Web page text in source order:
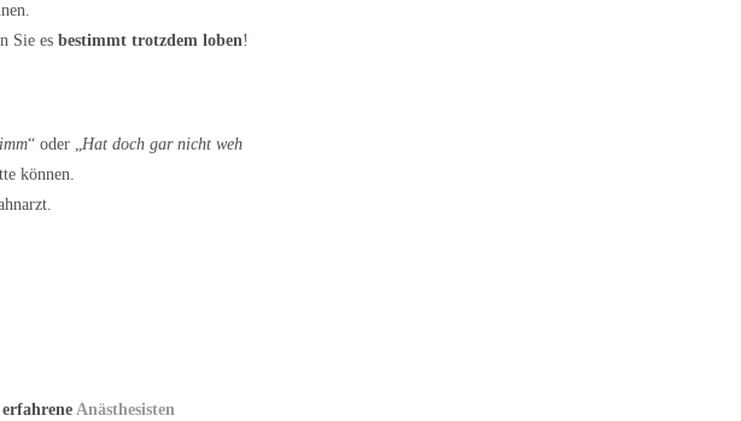
Sie es bestimmt trotzdem loben!
“ oder „ Hat doch gar nicht weh
können.
Anästhesisten